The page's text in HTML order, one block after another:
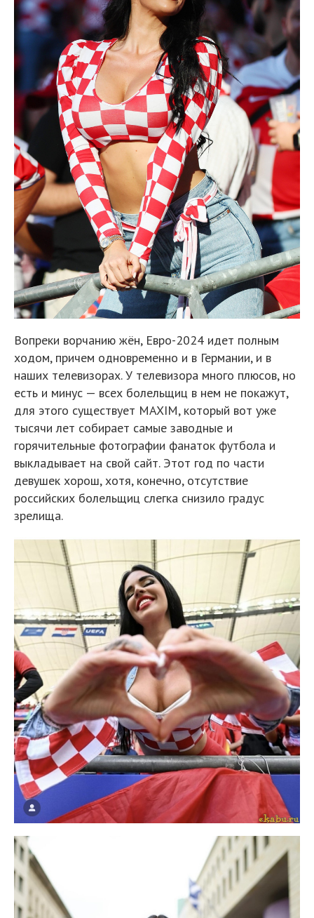
Вопреки ворчанию жён, Евро-2024 идет полным
ходом, причем одновременно и в Германии, и в
наших телевизорах. У телевизора много плюсов, но
есть и минус — всех болельщиц в нем не покажут,
для этого существует MAXIM, который вот уже
тысячи лет собирает самые заводные и
горячительные фотографии фанаток футбола и
выкладывает на свой сайт. Этот год по части
девушек хорош, хотя, конечно, отсутствие
российских болельщиц слегка снизило градус
зрелища.